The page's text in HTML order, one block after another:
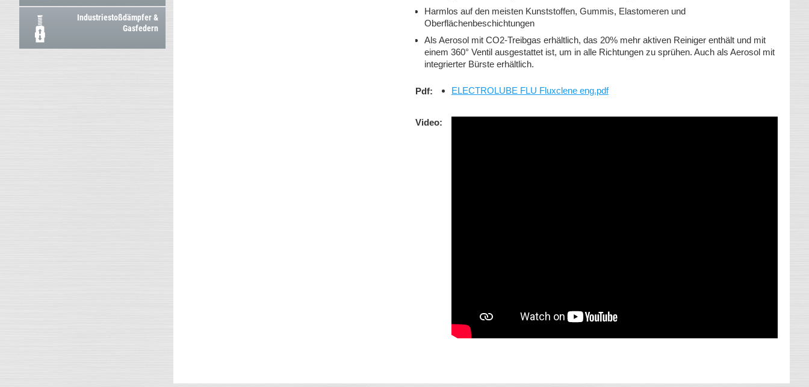
Industriestoßdämpfer &
Gasfedern
Harmlos auf den meisten Kunststoffen, Gummis, Elastomeren und
Oberflächenbeschichtungen
Als Aerosol mit CO2-Treibgas erhältlich, das 20% mehr aktiven Reiniger enthält und mit
einem 360° Ventil ausgestattet ist, um in alle Richtungen zu sprühen. Auch als Aerosol mit
integrierter Bürste erhältlich.
Pdf: ELECTROLUBE FLU Fluxclene eng.pdf
Video: